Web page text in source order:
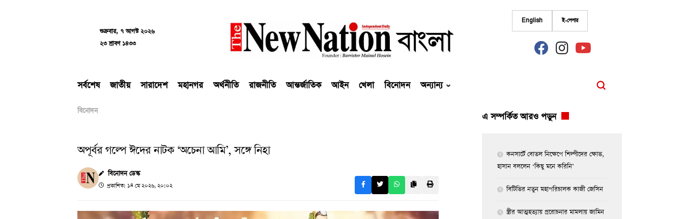
শুক্রবার, ৭ আগস্ট ২০২৬
২৩ শ্রাবণ ১৪৩৩
English ই-পেপার
fab
fa-
fab
fa-
fab
fa-
সর্বশেষ জাতীয় সারাদেশ মহানগর অর্থনীতি রাজনীতি আন্তর্জাতিক আইন খেলা বিনোদন অন্যান্য
বিনোদন
অপূর্বর গল্পে ঈদের নাটক ‘অচেনা আমি’, সঙ্গে নিহা
বিনোদন ডেস্ক
প্রকাশিত: ১৪ মে ২০২৬, ২০:০২
এ সম্পর্কিত আরও পড়ুন
কনসার্টে বোতল নিক্ষেপে শিল্পীদের ক্ষোভ,
হাসান বললেন ‘কিছু মনে করিনি’
বিটিভির নতুন মহাপরিচালক কাজী জেসিন
স্ত্রীর আত্মহত্যায় প্ররোচনার মামলায় জামিন